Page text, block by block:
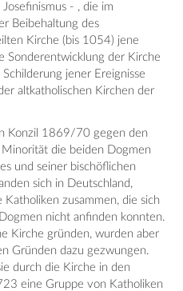
- , die im
Beibehaltung des
Kirche (bis 1054) jene
Sonderentwicklung der Kirche
jener Ereignisse
altkatholischen Kirchen der
Konzil 1869/70 gegen den
die beiden Dogmen
und seiner bischöflichen
sich in Deutschland,
zusammen, die sich
nicht anfinden konnten.
Kirche gründen, wurden aber
Gründen dazu gezwungen.
durch die Kirche in den
eine Gruppe von Katholiken